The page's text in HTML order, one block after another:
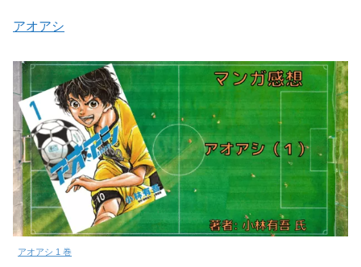
アオアシ
アオアシ 1 巻